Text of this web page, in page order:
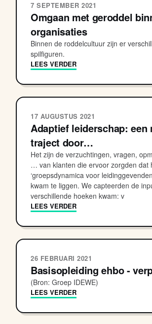
7 SEPTEMBER 2021
Omgaan met geroddel
organisaties
Binnen de roddelcultuur zijn er
spilfiguren.
LEES VERDER
17 AUGUSTUS 2021
Adaptief leiderschap: een
traject door…
Het zijn de verzuchtingen, vragen,
… van klanten die ervoor zorgden dat
‘groepsdynamica voor
kwam te liggen. We capteerden de
verschillende hoeken kwam: v
LEES VERDER
26 FEBRUARI 2021
Basisopleiding ehbo -
(Bron: Groep IDEWE)
LEES VERDER